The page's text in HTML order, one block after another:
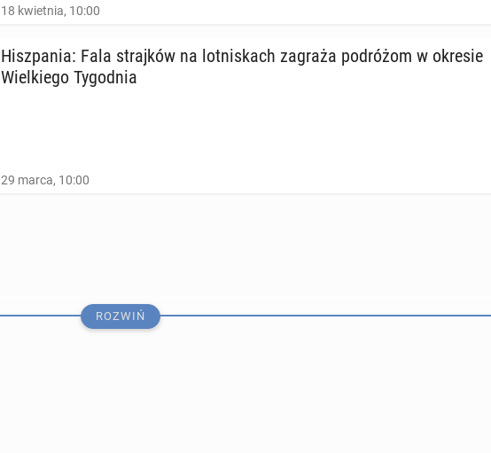
18 kwietnia, 10:00
Hisz­pa­nia: Fala straj­ków na lot­ni­skach zagraża po­dró­żom w okresie
Wiel­kie­go Ty­go­dnia
29 marca, 10:00
ROZWIŃ